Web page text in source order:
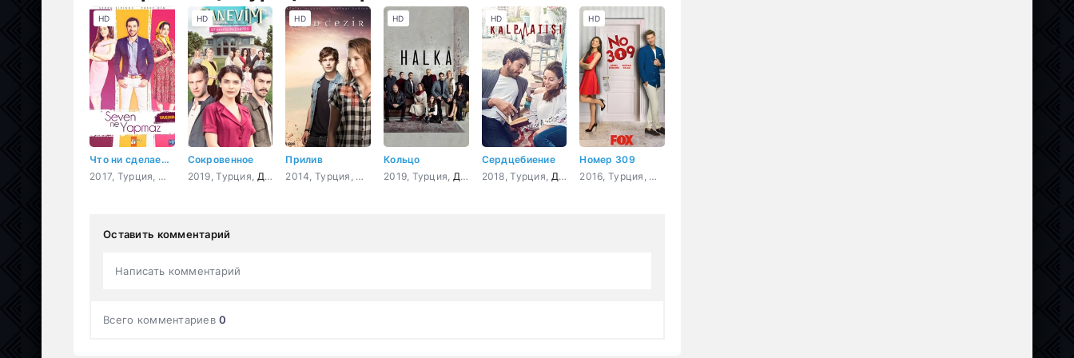
Что ни сделает влюбленный
2017, Турция,
Мелодрама ,Комедия
HD
Сокровенное
2019, Турция, Драма
HD
Прилив
2014, Турция,
Драма,Мелодрама ,Комедия
HD
Кольцо
2019, Турция, Драма ,криминал,Боевик ,Детектив
HD
Сердцебиение
2018, Турция, Драма ,Мелодрама
HD
Номер 309
2016, Турция,
Мелодрама
HD
Оставить комментарий
Написать комментарий
Всего комментариев0